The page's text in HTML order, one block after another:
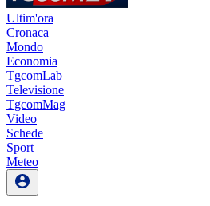
Ultim'ora
Cronaca
Mondo
Economia
TgcomLab
Televisione
TgcomMag
Video
Schede
Sport
Meteo